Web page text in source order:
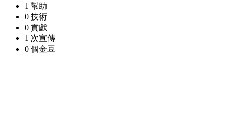
1 幫助
0 技術
0 貢獻
1 次宣傳
0 個金豆